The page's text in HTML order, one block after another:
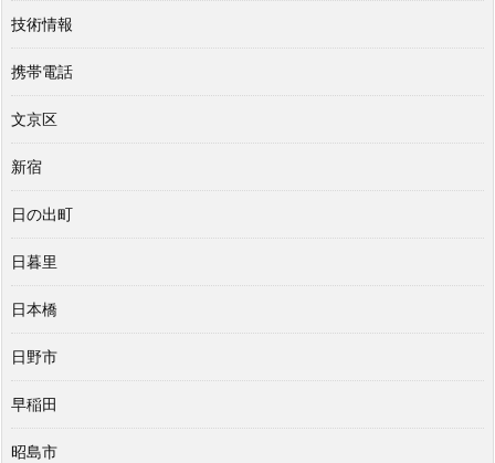
技術情報
携帯電話
文京区
新宿
日の出町
日暮里
日本橋
日野市
早稲田
昭島市